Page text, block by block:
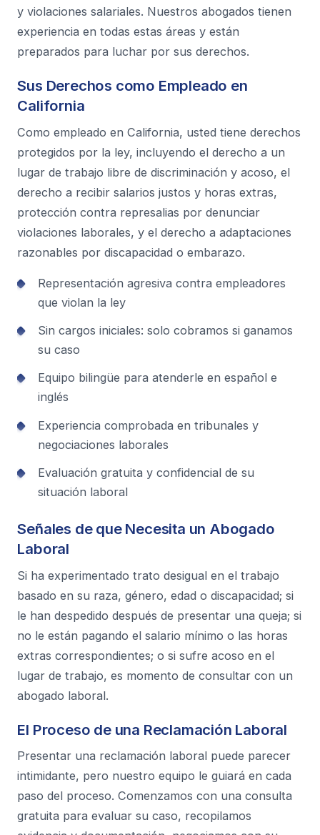
y violaciones salariales. Nuestros abogados tienen
experiencia en todas estas áreas y están
preparados para luchar por sus derechos.
Sus Derechos como Empleado en
California
Como empleado en California, usted tiene derechos
protegidos por la ley, incluyendo el derecho a un
lugar de trabajo libre de discriminación y acoso, el
derecho a recibir salarios justos y horas extras,
protección contra represalias por denunciar
violaciones laborales, y el derecho a adaptaciones
razonables por discapacidad o embarazo.
Representación agresiva contra empleadores
que violan la ley
Sin cargos iniciales: solo cobramos si ganamos
su caso
Equipo bilingüe para atenderle en español e
inglés
Experiencia comprobada en tribunales y
negociaciones laborales
Evaluación gratuita y confidencial de su
situación laboral
Señales de que Necesita un Abogado
Laboral
Si ha experimentado trato desigual en el trabajo
basado en su raza, género, edad o discapacidad; si
le han despedido después de presentar una queja; si
no le están pagando el salario mínimo o las horas
extras correspondientes; o si sufre acoso en el
lugar de trabajo, es momento de consultar con un
abogado laboral.
El Proceso de una Reclamación Laboral
Presentar una reclamación laboral puede parecer
intimidante, pero nuestro equipo le guiará en cada
paso del proceso. Comenzamos con una consulta
gratuita para evaluar su caso, recopilamos